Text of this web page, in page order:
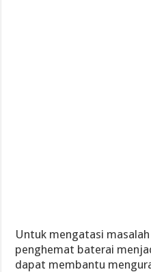
Untuk mengatasi
penghemat baterai
dapat membantu